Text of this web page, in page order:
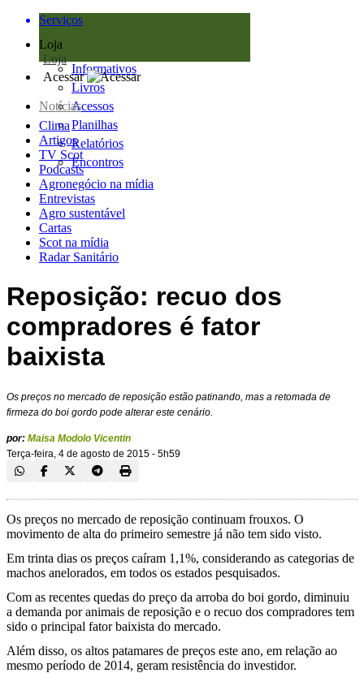
Serviços
Loja
Loja
Informativos
Livros
Acessos
Planilhas
Relatórios
Encontros
Acessar
Notícias
Clima
Artigos
TV Scot
Podcasts
Agronegócio na mídia
Entrevistas
Agro sustentável
Cartas
Scot na mídia
Radar Sanitário
Reposição: recuo dos
compradores é fator
baixista
Os preços no mercado de reposição estão patinando, mas a retomada de
firmeza do boi gordo pode alterar este cenário.
por: Maisa Modolo Vicentin
Terça-feira, 4 de agosto de 2015 - 5h59
Os preços no mercado de reposição continuam frouxos. O
movimento de alta do primeiro semestre já não tem sido visto.
Em trinta dias os preços caíram 1,1%, considerando as categorias de
machos anelorados, em todos os estados pesquisados.
Com as recentes quedas do preço da arroba do boi gordo, diminuiu
a demanda por animais de reposição e o recuo dos compradores tem
sido o principal fator baixista do mercado.
Além disso, os altos patamares de preços este ano, em relação ao
mesmo período de 2014, geram resistência do investidor.